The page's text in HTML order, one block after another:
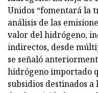
Unidos “fomentará la
análisis de las
valor del hidrógeno,
indirectos, desde
se señaló
hidrógeno importado
subsidios destinados